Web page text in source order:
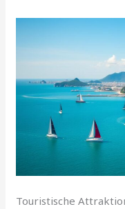
Touristische